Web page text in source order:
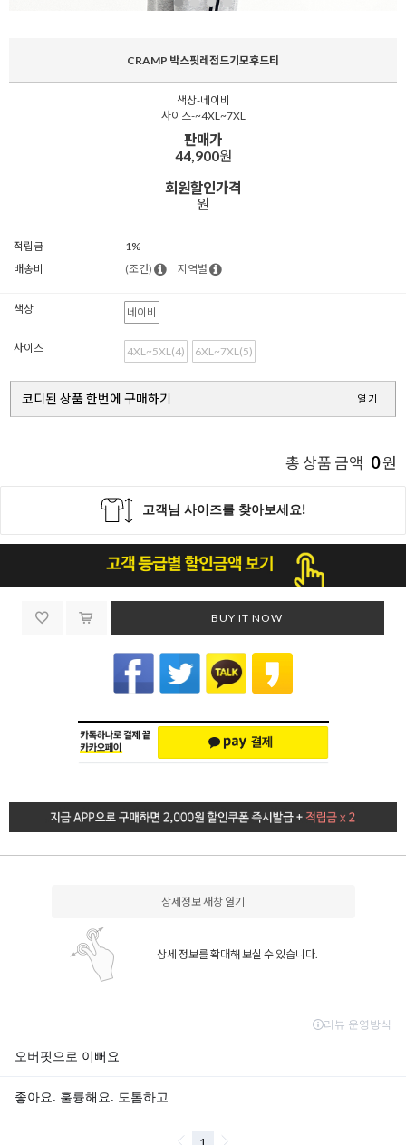
CRAMP 박스핏레전드기모후드티
색상-네이비
사이즈-~4XL~7XL
판매가
44,900원
회원할인가격
원
적립금
1%
배송비
(조건) 지역별
색상 네이비
사이즈 4XL~5XL(4) 6XL~7XL(5)
코디된 상품 한번에 구매하기 열기
총 상품 금액 0원
BUY IT NOW
상세정보 새창 열기
상세 정보를 확대해 보실 수 있습니다.